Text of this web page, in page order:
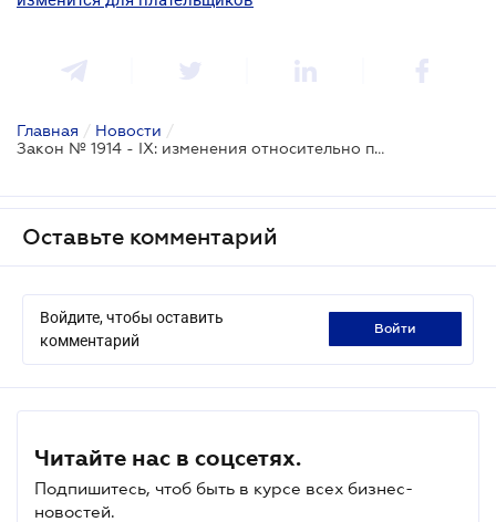
Главная / Новости /
Закон № 1914 - IX: изменения относительно проверок налогоплательщиков
Оставьте комментарий
Войдите, чтобы оставить
комментарий
войти
Читайте нас в соцсетях.
Подпишитесь, чтоб быть в курсе всех бизнес-
новостей.